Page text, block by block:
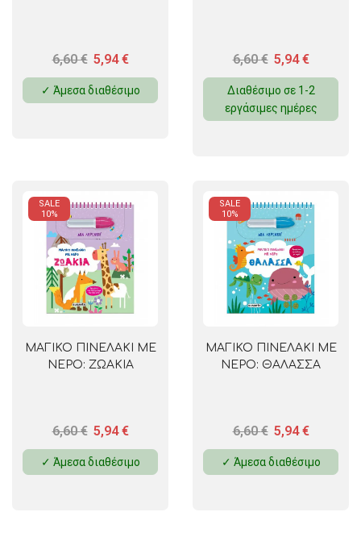
6,60€ 5,94€
✓ Άμεσα διαθέσιμο
6,60€ 5,94€
Διαθέσιμο σε 1-2
εργάσιμες ημέρες
SALE
10%
ΜΑΓΙΚΟ ΠΙΝΕΛΑΚΙ ΜΕ
ΝΕΡΟ: ΖΩΑΚΙΑ
6,60€ 5,94€
✓ Άμεσα διαθέσιμο
SALE
10%
ΜΑΓΙΚΟ ΠΙΝΕΛΑΚΙ ΜΕ
ΝΕΡΟ: ΘΑΛΑΣΣΑ
6,60€ 5,94€
✓ Άμεσα διαθέσιμο